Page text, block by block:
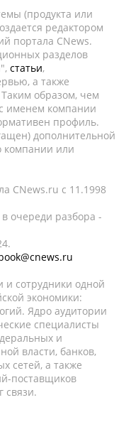
(продукта или
редактором
портала CNews.
разделов
статьи,
а также
образом, чем
именем компании
профиль.
дополнительной
компании или
CNews.ru c 11.1998
очереди разбора -
и сотрудники одной
экономики:
Ядро аудитории
специалисты
и
власти, банков,
сетей, а также
поставщиков
связи.